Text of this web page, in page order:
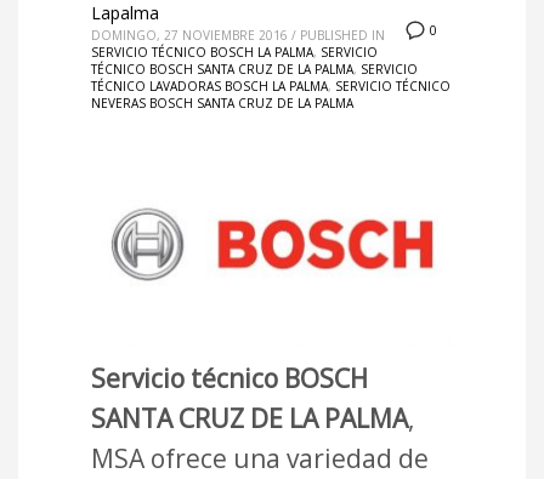
0
Lapalma
DOMINGO, 27 NOVIEMBRE 2016 / PUBLISHED IN
SERVICIO TÉCNICO BOSCH LA PALMA, SERVICIO
TÉCNICO BOSCH SANTA CRUZ DE LA PALMA, SERVICIO
TÉCNICO LAVADORAS BOSCH LA PALMA, SERVICIO TÉCNICO
NEVERAS BOSCH SANTA CRUZ DE LA PALMA
Servicio técnico BOSCH
SANTA CRUZ DE LA PALMA,
MSA ofrece una variedad de